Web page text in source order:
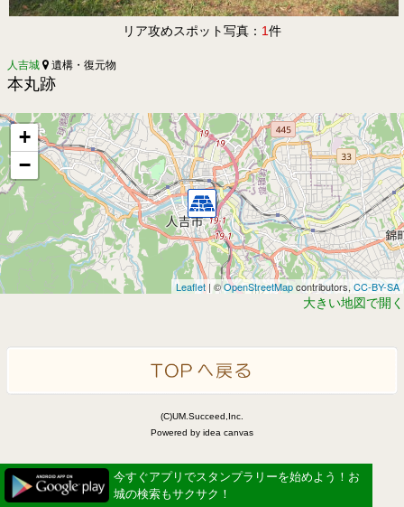
リア攻めスポット写真： 1件
人吉城 遺構・復元物
本丸跡
+
−
Leaflet | ©OpenStreetMapcontributors, CC-BY-SA
大きい地図で開く
(C)UM.Succeed,Inc.
Powered by idea canvas
今すぐアプリでスタンプラリーを始めよう！お
城の検索もサクサク！